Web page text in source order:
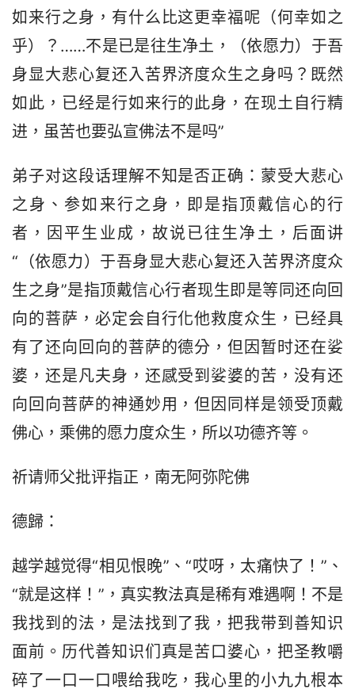
如来行之身，有什么比这更幸福呢（何幸如之
乎）？……不是已是往生净土，（依愿力）于吾
身显大悲心复还入苦界济度众生之身吗？既然
如此，已经是行如来行的此身，在现土自行精
进，虽苦也要弘宣佛法不是吗”
弟子对这段话理解不知是否正确：蒙受大悲心
之身、参如来行之身，即是指顶戴信心的行
者，因平生业成，故说已往生净土，后面讲
“（依愿力）于吾身显大悲心复还入苦界济度众
生之身”是指顶戴信心行者现生即是等同还向回
向的菩萨，必定会自行化他救度众生，已经具
有了还向回向的菩萨的德分，但因暂时还在娑
婆，还是凡夫身，还感受到娑婆的苦，没有还
向回向菩萨的神通妙用，但因同样是领受顶戴
佛心，乘佛的愿力度众生，所以功德齐等。
祈请师父批评指正，南无阿弥陀佛
德歸：
越学越觉得“相见恨晚”、“哎呀，太痛快了！”、
“就是这样！”，真实教法真是稀有难遇啊！不是
我找到的法，是法找到了我，把我带到善知识
面前。历代善知识们真是苦口婆心，把圣教嚼
碎了一口一口喂给我吃，我心里的小九九根本